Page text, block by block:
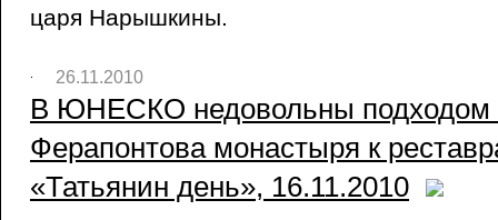
царя Нарышкины.
26.11.2010
В ЮНЕСКО недовольны подходом
Ферапонтова монастыря к
«Татьянин день», 16.11.2010